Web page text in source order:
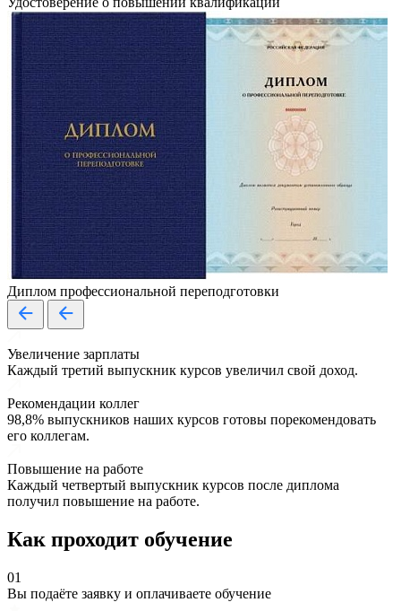
Диплом профессиональной переподготовки
Увеличение зарплаты
Каждый третий выпускник курсов увеличил свой доход.
Рекомендации коллег
98,8% выпускников наших курсов готовы порекомендовать
его коллегам.
Повышение на работе
Каждый четвертый выпускник курсов после диплома
получил повышение на работе.
Как проходит обучение
01
Вы подаёте заявку и оплачиваете обучение